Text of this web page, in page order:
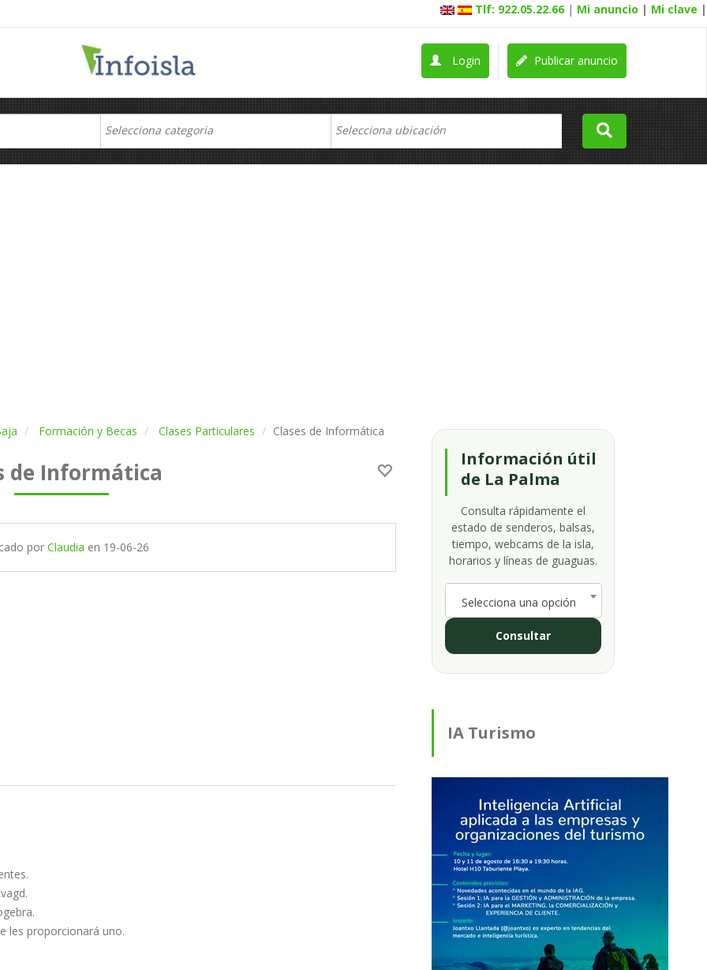
Tlf: 922.05.22.66 | Mi anuncio | Mi clave |
Publicar anuncio
Login
Formación y Becas Clases Particulares Clases de Informática
de Informática
por Claudia en 19-06-26
les proporcionará uno.
Información útil
de La Palma
Consulta rápidamente el
estado de senderos, balsas,
tiempo, webcams de la isla,
horarios y líneas de guaguas.
Selecciona una opción
Consultar
IA Turismo